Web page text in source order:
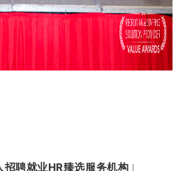
聘就业HR臻选服务机构